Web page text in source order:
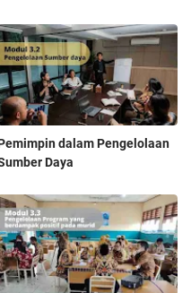
dalam Pengelolaan
Daya